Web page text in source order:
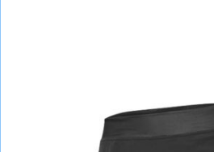
ШОЛОМИ, ЗАХИСТ, ОКУЛЯРИ